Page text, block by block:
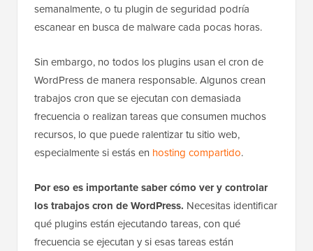
semanalmente, o tu plugin de seguridad podría
escanear en busca de malware cada pocas horas.
Sin embargo, no todos los plugins usan el cron de
WordPress de manera responsable. Algunos crean
trabajos cron que se ejecutan con demasiada
frecuencia o realizan tareas que consumen muchos
recursos, lo que puede ralentizar tu sitio web,
especialmente si estás en hosting compartido.
Por eso es importante saber cómo ver y controlar
los trabajos cron de WordPress. Necesitas identificar
qué plugins están ejecutando tareas, con qué
frecuencia se ejecutan y si esas tareas están